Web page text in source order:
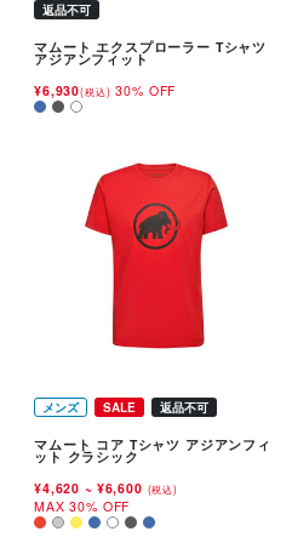
返品不可
マムート エクスプローラー Tシャツ
アジアンフィット
¥6,930(税込) 30% OFF
メンズ SALE 返品不可
マムート コア Tシャツ アジアンフィ
ット クラシック
¥4,620 ~ ¥6,600 (税込)
MAX 30% OFF